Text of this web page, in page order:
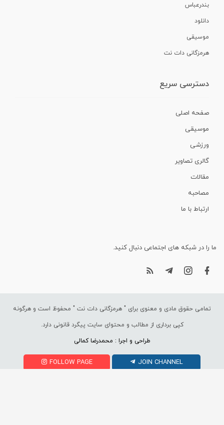
بندرعباس
دانلود
موسیقی
هرمزگانی دات نت
دسترسی سریع
صفحه اصلی
موسیقی
ورزشی
گالری تصاویر
مقالات
مصاحبه
ارتباط با ما
ما را در شبکه های اجتماعی دنبال کنید.
تمامی حقوق مادی و معنوی برای " هرمزگانی دات نت " محفوظ است و هرگونه
کپی برداری از مطالب و محتوای سایت پیگرد قانونی دارد.
طراحی و اجرا : محمدرضا کمالی
FOLLOW PAGE JOIN CHANNEL